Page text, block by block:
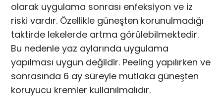
olarak uygulama sonrası enfeksiyon ve iz
riski vardır. Özellikle güneşten korunulmadığı
taktirde lekelerde artma görülebilmektedir.
Bu nedenle yaz aylarında uygulama
yapılması uygun değildir. Peeling yapılırken ve
sonrasında 6 ay süreyle mutlaka güneşten
koruyucu kremler kullanılmalıdır.